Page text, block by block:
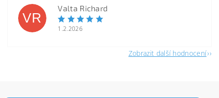
VR
Valta Richard
1.2.2026
Zobrazit další hodnocení